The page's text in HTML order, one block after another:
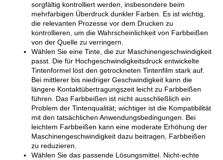
sorgfältig kontrolliert werden, insbesondere beim
mehrfarbigen Überdruck dunkler Farben. Es ist wichtig,
die relevanten Prozesse vor dem Drucken zu
kontrollieren, um die Wahrscheinlichkeit von Farbbeißen
von der Quelle zu verringern.
Wählen Sie eine Tinte, die zur Maschinengeschwindigkeit
passt. Die für Hochgeschwindigkeitsdruck entwickelte
Tintenformel löst den getrockneten Tintenfilm stark auf.
Bei mittlerer bis niedriger Geschwindigkeit kann die
längere Kontaktübertragungszeit leicht zu Farbbeißen
führen. Das Farbbeißen ist nicht ausschließlich ein
Problem der Tintenqualität; wichtiger ist die Kompatibilität
mit den tatsächlichen Anwendungsbedingungen. Bei
leichtem Farbbeißen kann eine moderate Erhöhung der
Maschinengeschwindigkeit dazu beitragen, Farbbeißen
zu reduzieren.
Wählen Sie das passende Lösungsmittel. Nicht-echte